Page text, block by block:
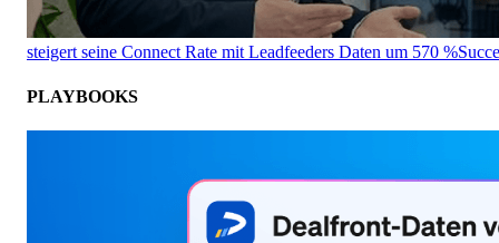
steigert seine Connect Rate mit Leadfeeders Daten um 570 %
PLAYBOOKS